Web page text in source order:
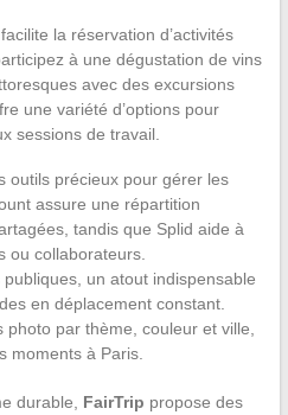
la réservation d’activités
à une dégustation de vins
avec des excursions
une variété d’options pour
sessions de travail.
outils précieux pour gérer les
assure une répartition
tandis que Splid aide à
ou collaborateurs.
un atout indispensable
en déplacement constant.
par thème, couleur et ville,
moments à Paris.
durable, FairTrip propose des